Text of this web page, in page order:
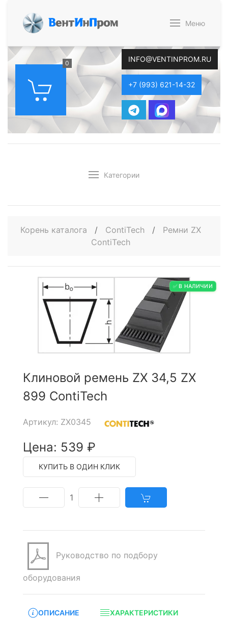
ВентИнПром Меню
0 INFO@VENTINPROM.RU
+7 (993) 621-14-32
Категории
Корень каталога / ContiTech /
Ремни ZX
ContiTech
✅ В НАЛИЧИИ
Клиновой ремень ZX 34,5 ZX
899 ContiTech
Артикул: ZX0345
Цена: 539 ₽
КУПИТЬ В ОДИН КЛИК
1
Руководство по подбору
оборудования
ОПИСАНИЕ
ХАРАКТЕРИСТИКИ